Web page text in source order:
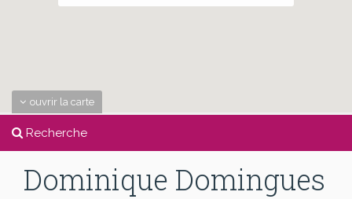
ouvrir la carte
Recherche
Dominique Domingues